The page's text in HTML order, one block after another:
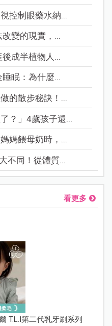
控制眼藥水納...
變的現實，...
成半植物人...
眠：為什麼...
的散步秘訣！...
？」4歲孩子還...
媽餵母奶時，...
不同！從體質...
看更多
T.L.I第二代乳牙刷系列